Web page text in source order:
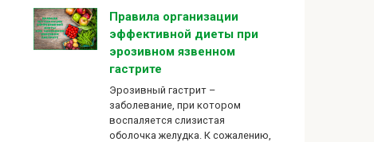
Правила организации
эффективной диеты при
эрозивном язвенном
гастрите
Эрозивный гастрит –
заболевание, при котором
воспаляется слизистая
оболочка желудка. К сожалению,